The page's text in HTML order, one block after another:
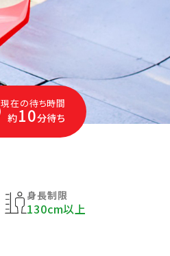
現在の待ち時間
約10分待ち
身長制限
130cm以上